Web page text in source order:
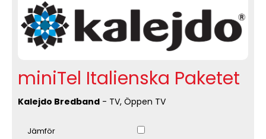
miniTel Italienska Paketet
Kalejdo Bredband - TV, Öppen TV
Jämför